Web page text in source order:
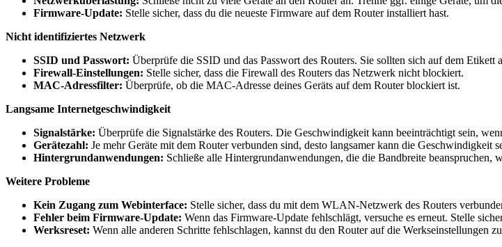
Firmware-Update: Stelle sicher, dass du die neueste Firmware auf dem Router installiert hast.
Nicht identifiziertes Netzwerk
SSID und Passwort: Überprüfe die SSID und das Passwort des Routers. Sie sollten sich auf dem Etikett
Firewall-Einstellungen: Stelle sicher, dass die Firewall des Routers das Netzwerk nicht blockiert.
MAC-Adressfilter: Überprüfe, ob die MAC-Adresse deines Geräts auf dem Router blockiert ist.
Langsame Internetgeschwindigkeit
Signalstärke: Überprüfe die Signalstärke des Routers. Die Geschwindigkeit kann beeinträchtigt sein,
Gerätezahl: Je mehr Geräte mit dem Router verbunden sind, desto langsamer kann die Geschwindigkeit
Hintergrundanwendungen: Schließe alle Hintergrundanwendungen, die die Bandbreite beanspruchen,
Weitere Probleme
Kein Zugang zum Webinterface: Stelle sicher, dass du mit dem WLAN-Netzwerk des Routers
Fehler beim Firmware-Update: Wenn das Firmware-Update fehlschlägt, versuche es erneut. Stelle
Werksreset: Wenn alle anderen Schritte fehlschlagen, kannst du den Router auf die Werkseinstellungen